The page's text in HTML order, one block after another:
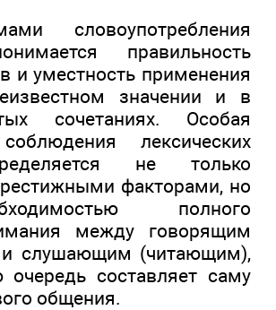
словоупотребления
правильность
и уместность применения
значении и в
сочетаниях. Особая
лексических
не только
факторами, но
полного
между говорящим
слушающим (читающим),
составляет саму
общения.